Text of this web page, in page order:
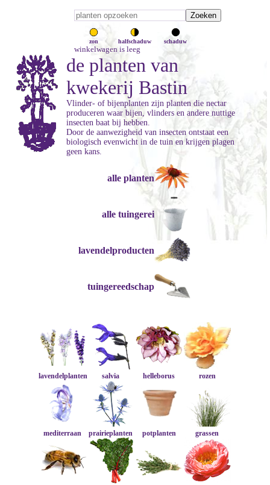
zon halfschaduw schaduw
winkelwagen is leeg
de planten van
kwekerij Bastin
Vlinder- of bijenplanten zijn planten die nectar
produceren waar bijen, vlinders en andere nuttige
insecten baat bij hebben.
Door de aanwezigheid van insecten ontstaat een
biologisch evenwicht in de tuin en krijgen plagen
geen kans.
alle planten
alle tuingerei
lavendelproducten
tuingereedschap
lavendelplanten salvia helleborus rozen
mediterraan prairieplanten potplanten grassen